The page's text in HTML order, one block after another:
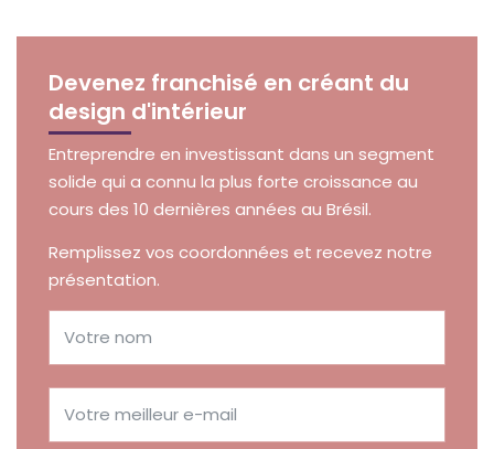
Devenez franchisé en créant du
design d'intérieur
Entreprendre en investissant dans un segment
solide qui a connu la plus forte croissance au
cours des 10 dernières années au Brésil.
Remplissez vos coordonnées et recevez notre
présentation.